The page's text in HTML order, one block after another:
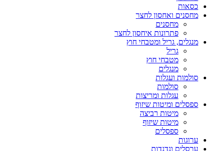
כסאות
מחסנים ואחסון לחצר
מחסנים
פתרונות איחסון לחצר
מנגלים, גריל ומטבחי חוץ
גריל
מטבחי חוץ
מנגלים
סולמות ועגלות
סולמות
עגלות ומריצות
ספסלים ומיטות שיזוף
מיטות רביצה
מיטות שיזוף
ספסלים
ערוגות
ערסלים ונדנדות